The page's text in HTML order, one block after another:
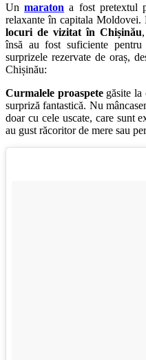
Unmaraton a fost pretextul
relaxante în capitala Moldovei.
locuri de vizitat în Chișinău
însă au fost suficiente
surprizele rezervate de oraș,
Chișinău:
Curmalele proaspetegăsite la
surpriză fantastică. Nu
doar cu cele uscate, care sunt
au gust răcoritor de mere sau